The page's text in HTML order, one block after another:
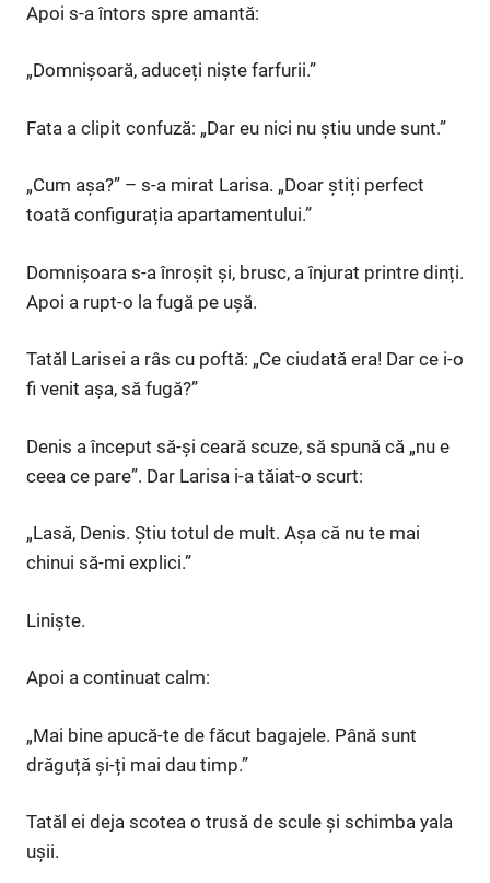
Apoi s-a întors spre amantă:
„Domnișoară, aduceți niște farfurii.”
Fata a clipit confuză: „Dar eu nici nu știu unde sunt.”
„Cum așa?” – s-a mirat Larisa. „Doar știți perfect
toată configurația apartamentului.”
Domnișoara s-a înroșit și, brusc, a înjurat printre dinți.
Apoi a rupt-o la fugă pe ușă.
Tatăl Larisei a râs cu poftă: „Ce ciudată era! Dar ce i-o
fi venit așa, să fugă?”
Denis a început să-și ceară scuze, să spună că „nu e
ceea ce pare”. Dar Larisa i-a tăiat-o scurt:
„Lasă, Denis. Știu totul de mult. Așa că nu te mai
chinui să-mi explici.”
Liniște.
Apoi a continuat calm:
„Mai bine apucă-te de făcut bagajele. Până sunt
drăguță și-ți mai dau timp.”
Tatăl ei deja scotea o trusă de scule și schimba yala
ușii.